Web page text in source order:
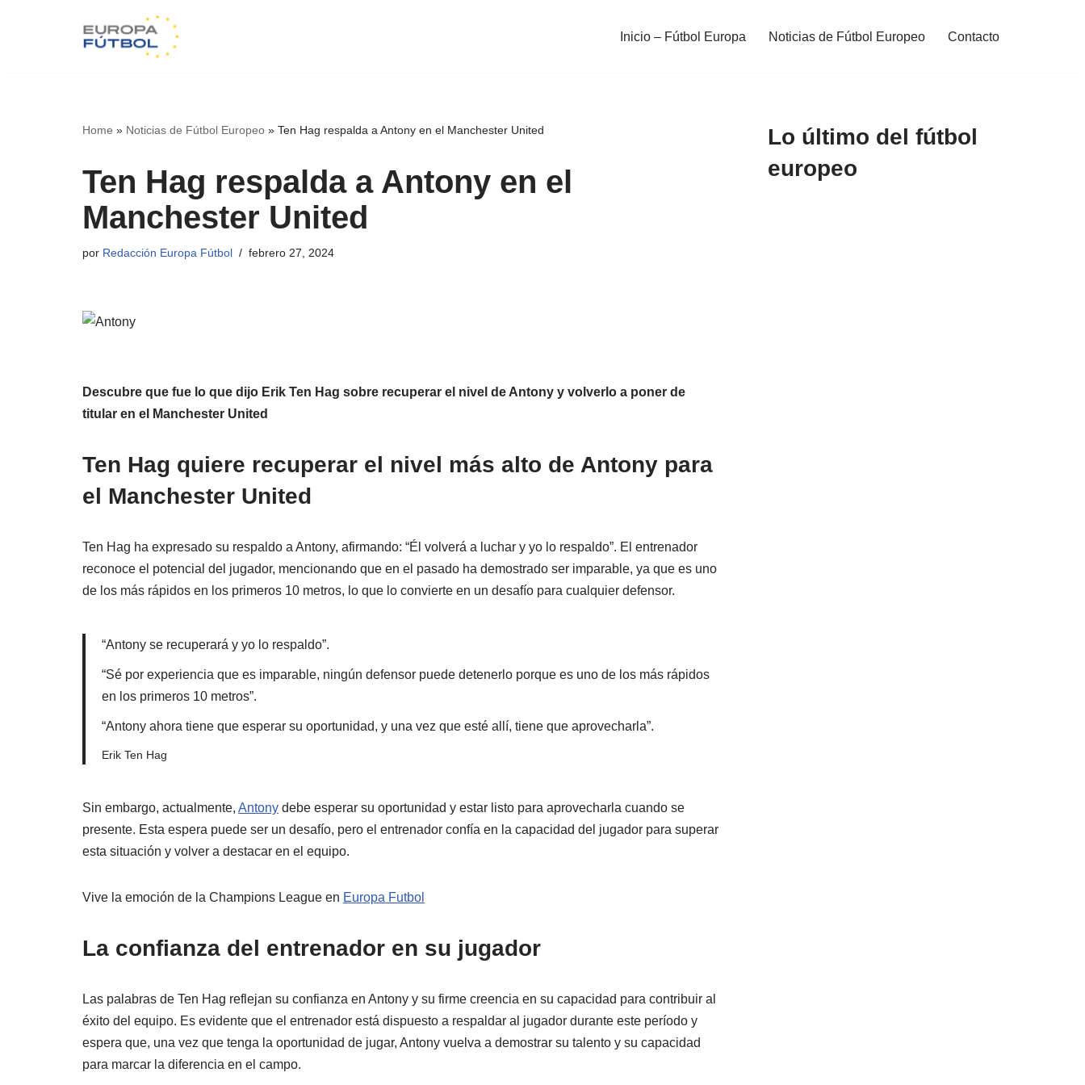
Inicio – Fútbol Europa Noticias de Fútbol Europeo Contacto
Home » Noticias de Fútbol Europeo » Ten Hag respalda a Antony en el Manchester United
Ten Hag respalda a Antony en el
Manchester United
por Redacción Europa Fútbol febrero 27, 2024
Descubre que fue lo que dijo Erik Ten Hag sobre recuperar el nivel de Antony y volverlo a poner de
titular en el Manchester United
Ten Hag quiere recuperar el nivel más alto de Antony para
el Manchester United
Ten Hag ha expresado su respaldo a Antony, afirmando: “Él volverá a luchar y yo lo respaldo”. El entrenador
reconoce el potencial del jugador, mencionando que en el pasado ha demostrado ser imparable, ya que es uno
de los más rápidos en los primeros 10 metros, lo que lo convierte en un desafío para cualquier defensor.
“Antony se recuperará y yo lo respaldo”.
“Sé por experiencia que es imparable, ningún defensor puede detenerlo porque es uno de los más rápidos
en los primeros 10 metros”.
“Antony ahora tiene que esperar su oportunidad, y una vez que esté allí, tiene que aprovecharla”.
Erik Ten Hag
Sin embargo, actualmente, Antony debe esperar su oportunidad y estar listo para aprovecharla cuando se
presente. Esta espera puede ser un desafío, pero el entrenador confía en la capacidad del jugador para superar
esta situación y volver a destacar en el equipo.
Vive la emoción de la Champions League en Europa Futbol
La confianza del entrenador en su jugador
Las palabras de Ten Hag reflejan su confianza en Antony y su firme creencia en su capacidad para contribuir al
éxito del equipo. Es evidente que el entrenador está dispuesto a respaldar al jugador durante este período y
espera que, una vez que tenga la oportunidad de jugar, Antony vuelva a demostrar su talento y su capacidad
para marcar la diferencia en el campo.
Lo último del fútbol
europeo